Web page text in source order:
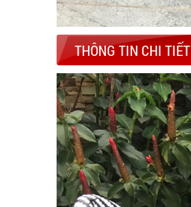
THÔNG TIN CHI TIẾT